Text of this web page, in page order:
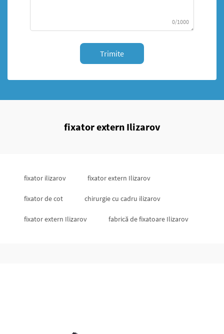
0/1000
Trimite
fixator extern Ilizarov
fixator ilizarov fixator extern Ilizarov
fixator de cot chirurgie cu cadru ilizarov
fixator extern Ilizarov fabrică de fixatoare Ilizarov